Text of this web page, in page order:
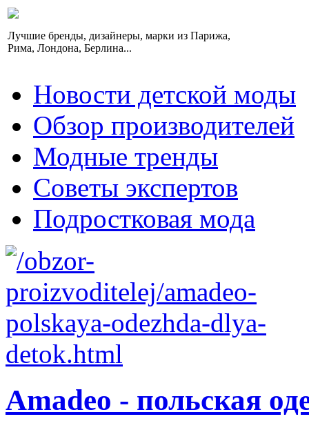
Лучшие бренды, дизайнеры, марки из Парижа,
Рима, Лондона, Берлина...
Новости детской моды
Обзор производителей
Модные тренды
Советы экспертов
Подростковая мода
Amadeo - польская